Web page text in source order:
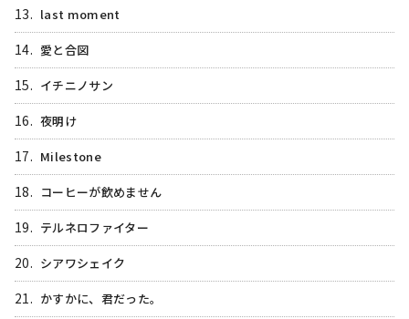
13. last moment
14. 愛と合図
15. イチニノサン
16. 夜明け
17. Milestone
18. コーヒーが飲めません
19. テルネロファイター
20. シアワシェイク
21. かすかに、君だった。